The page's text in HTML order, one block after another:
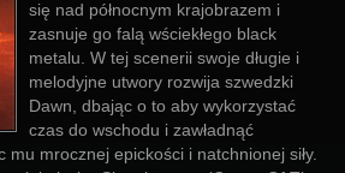
się nad północnym krajobrazem i
zasnuje go falą wściekłego black
metalu. W tej scenerii swoje długie i
melodyjne utwory rozwija szwedzki
Dawn, dbając o to aby wykorzystać
czas do wschodu i zawładnąć
mu mrocznej epickości i natchnionej siły.